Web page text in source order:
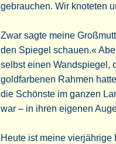
gebrauchen. Wir knoteten
Zwar sagte meine
den Spiegel schauen.«
selbst einen Wandspiegel,
goldfarbenen Rahmen
die Schönste im ganzen
war – in ihren eigenen
Heute ist meine